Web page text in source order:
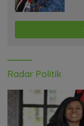
Radar Politik